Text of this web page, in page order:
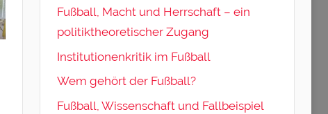
Fußball, Macht und Herrschaft – ein
politiktheoretischer Zugang
Institutionenkritik im Fußball
Wem gehört der Fußball?
Fußball, Wissenschaft und Fallbeispiel